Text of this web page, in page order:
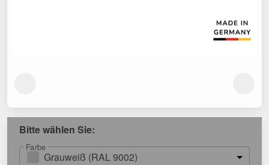
Bitte wählen Sie:
Farbe
Grauweiß (RAL 9002)